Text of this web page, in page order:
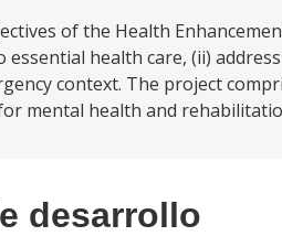
of the Health
essential health care, (ii)
context. The project
mental health and
desarrollo